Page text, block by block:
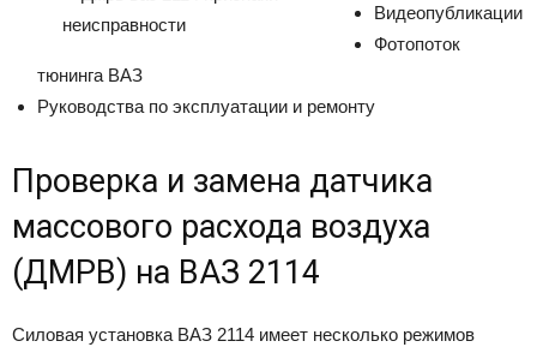
Видеопубликации
Фотопоток
тюнинга ВАЗ
Руководства по эксплуатации и ремонту
Проверка и замена датчика
массового расхода воздуха
(ДМРВ) на ВАЗ 2114
Силовая установка ВАЗ 2114 имеет несколько режимов